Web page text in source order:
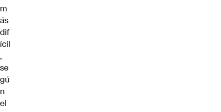
m
ás
dif
ícil
,
se
gú
n
el